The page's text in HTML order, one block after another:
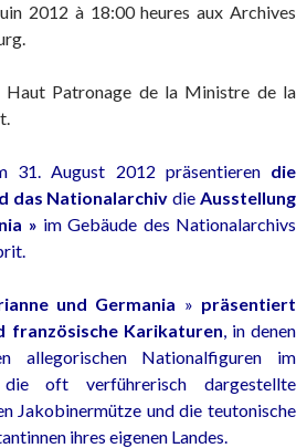
2012 à 18:00 heures aux Archives
Haut Patronage de la Ministre de la
31. August 2012 präsentieren die
das Nationalarchiv dieAusstellung
» im Gebäude des Nationalarchivs
und Germania » präsentiert
französische Karikaturen, in denen
allegorischen Nationalfiguren im
oft verführerisch dargestellte
Jakobinermütze und die teutonische
ihres eigenen Landes.